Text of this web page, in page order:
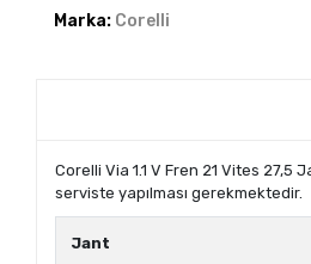
Marka: Corelli
Corelli Via 1.1 V Fren 21 Vites
serviste yapılması gerekmektedir.
Jant